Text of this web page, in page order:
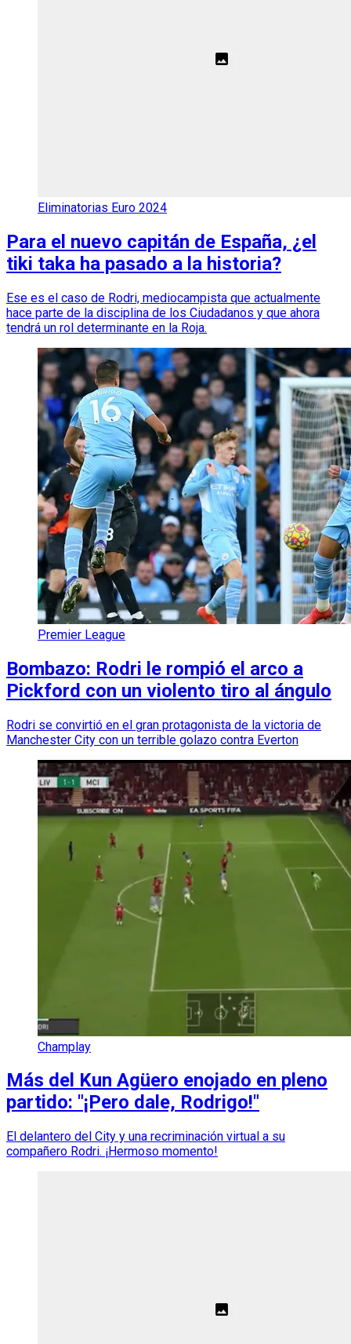
Eliminatorias Euro 2024
Para el nuevo capitán de España, ¿el
tiki taka ha pasado a la historia?
Ese es el caso de Rodri, mediocampista que actualmente
hace parte de la disciplina de los Ciudadanos y que ahora
tendrá un rol determinante en la Roja.
Premier League
Bombazo: Rodri le rompió el arco a
Pickford con un violento tiro al ángulo
Rodri se convirtió en el gran protagonista de la victoria de
Manchester City con un terrible golazo contra Everton
Champlay
Más del Kun Agüero enojado en pleno
partido: "¡Pero dale, Rodrigo!"
El delantero del City y una recriminación virtual a su
compañero Rodri. ¡Hermoso momento!